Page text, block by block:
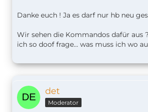
Danke euch ! Ja es darf nur hb neu
Wir sehen die Kommandos dafür aus
ich so doof frage... was muss ich wo
det
Moderator